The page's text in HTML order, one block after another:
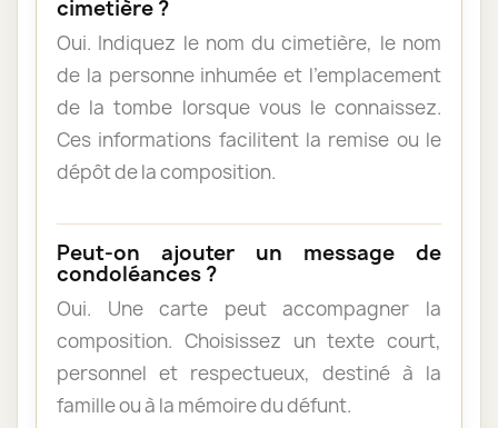
cimetière ?
Oui. Indiquez le nom du cimetière, le nom
de la personne inhumée et l’emplacement
de la tombe lorsque vous le connaissez.
Ces informations facilitent la remise ou le
dépôt de la composition.
Peut-on ajouter un message de
condoléances ?
Oui. Une carte peut accompagner la
composition. Choisissez un texte court,
personnel et respectueux, destiné à la
famille ou à la mémoire du défunt.